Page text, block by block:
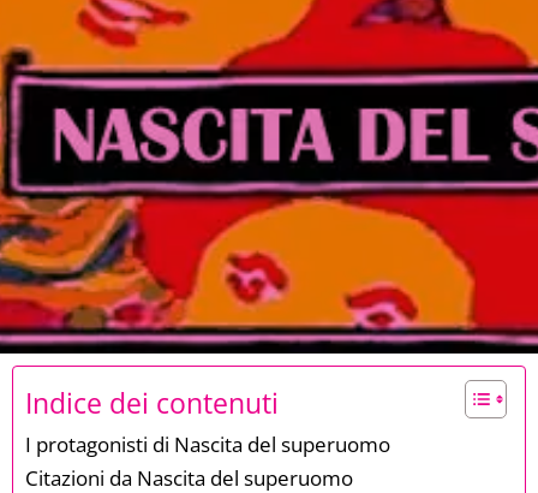
Indice dei contenuti
I protagonisti di Nascita del superuomo
Citazioni da Nascita del superuomo